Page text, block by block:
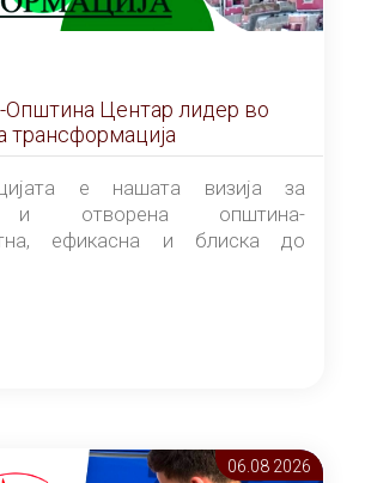
Центар лидер во
трансформација
е нашата визија за
и отворена општина-
ефикасна и блиска до
06.08 2026